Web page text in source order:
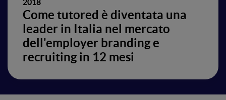
2018
Come tutored è diventata una
leader in Italia nel mercato
dell'employer branding e
recruiting in 12 mesi